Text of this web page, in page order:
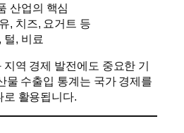
산업의 핵심
, 치즈, 요거트 등
털, 비료
역 경제 발전에도 중요한 기
물 수출입 통계는 국가 경제를
로 활용됩니다.